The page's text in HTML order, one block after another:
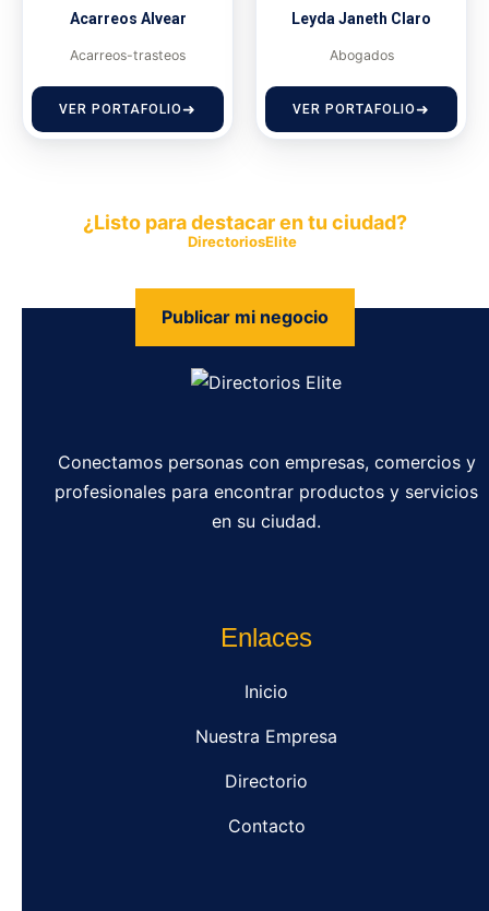
Acarreos Alvear
Acarreos-trasteos
VER PORTAFOLIO
Leyda Janeth Claro
Abogados
VER PORTAFOLIO
¿Listo para destacar en tu ciudad?
DirectoriosElite
Publicar mi negocio
Conectamos personas con empresas, comercios y
profesionales para encontrar productos y servicios
en su ciudad.
Enlaces
Inicio
Nuestra Empresa
Directorio
Contacto